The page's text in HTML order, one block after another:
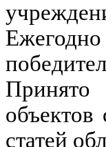
Принято
объектов
статей